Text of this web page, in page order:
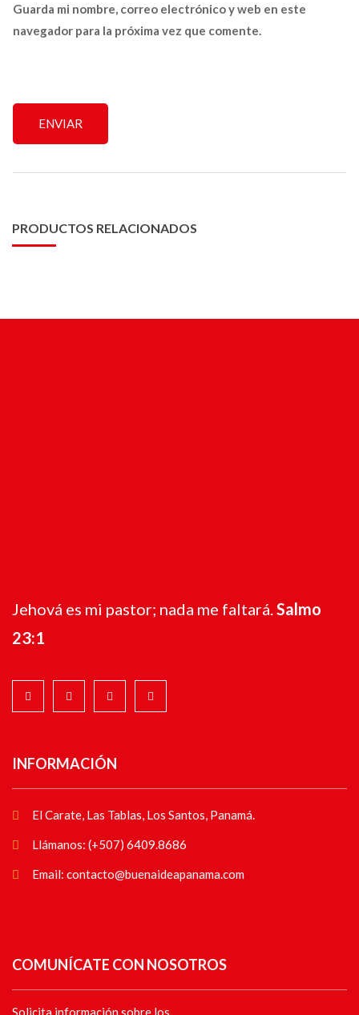
Guarda mi nombre, correo electrónico y web en este
navegador para la próxima vez que comente.
PRODUCTOS RELACIONADOS
Jehová es mi pastor; nada me faltará. Salmo
23:1
INFORMACIÓN
El Carate, Las Tablas, Los Santos, Panamá.
Llámanos: (+507) 6409.8686
Email: contacto@buenaideapanama.com
COMUNÍCATE CON NOSOTROS
Solicita información sobre los